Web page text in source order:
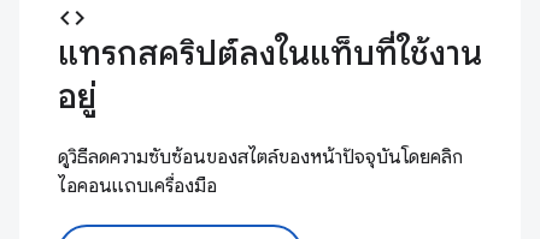
code
แทรกสคริปต์ลงในแท็บที่ใช้งาน
อยู่
ดูวิธีลดความซับซ้อนของสไตล์ของหน้าปัจจุบันโดยคลิก
ไอคอนแถบเครื่องมือ